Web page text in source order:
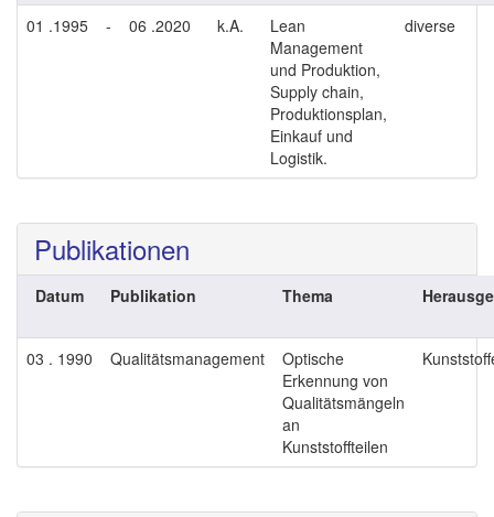
01 .1995
- 06 .2020 k.A.
Lean
Management
und Produktion,
Supply chain,
Produktionsplan,
Einkauf und
Logistik.
diverse
Publikationen
Datum Publikation Thema
03 . 1990 Qualitätsmanagement
Optische
Erkennung von
Qualitätsmängeln
an
Kunststoffteilen